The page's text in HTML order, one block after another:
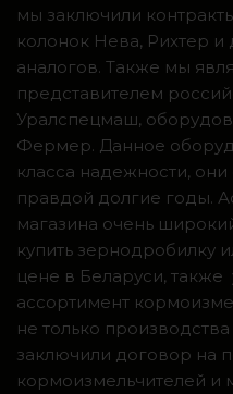
мы заключили
колонок Нева, Рихтер и
аналогов. Также мы
представителем
Уралспецмаш,
Фермер. Данное
класса надежности,
правдой долгие годы.
магазина очень
купить зернодробилку
цене в Беларуси, также
ассортимент
не только
заключили договор на
кормоизмельчителей и